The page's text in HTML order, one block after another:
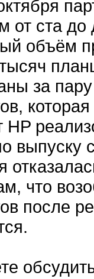
от ста до
объём
за
HP
выпуску
что
после